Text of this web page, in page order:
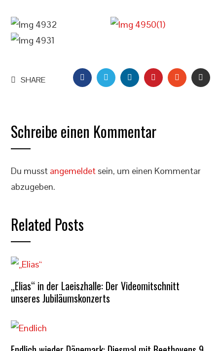
SHARE FACEBOOKTWITTERLINKEDINPINTEREST
Schreibe einen Kommentar
Du musst angemeldet sein, um einen Kommentar
abzugeben.
Related Posts
„Elias“ in der Laeiszhalle: Der Videomitschnitt
unseres Jubiläumskonzerts